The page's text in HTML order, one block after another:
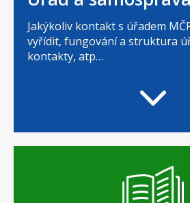
Jakýkoliv kontakt s úřadem
vyřídit, fungování a struktura
kontakty, atp…